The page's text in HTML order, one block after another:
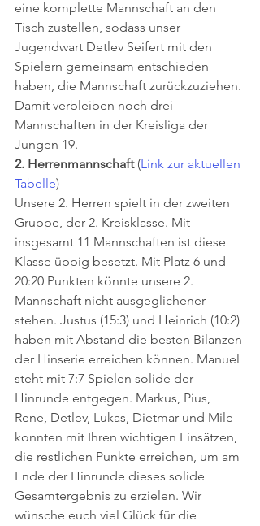
eine komplette Mannschaft an den
Tisch zustellen, sodass unser
Jugendwart Detlev Seifert mit den
Spielern gemeinsam entschieden
haben, die Mannschaft zurückzuziehen.
Damit verbleiben noch drei
Mannschaften in der Kreisliga der
Jungen 19.
2. Herrenmannschaft (Link zur aktuellen
Tabelle)
Unsere 2. Herren spielt in der zweiten
Gruppe, der 2. Kreisklasse. Mit
insgesamt 11 Mannschaften ist diese
Klasse üppig besetzt. Mit Platz 6 und
20:20 Punkten könnte unsere 2.
Mannschaft nicht ausgeglichener
stehen. Justus (15:3) und Heinrich (10:2)
haben mit Abstand die besten Bilanzen
der Hinserie erreichen können. Manuel
steht mit 7:7 Spielen solide der
Hinrunde entgegen. Markus, Pius,
Rene, Detlev, Lukas, Dietmar und Mile
konnten mit Ihren wichtigen Einsätzen,
die restlichen Punkte erreichen, um am
Ende der Hinrunde dieses solide
Gesamtergebnis zu erzielen. Wir
wünsche euch viel Glück für die